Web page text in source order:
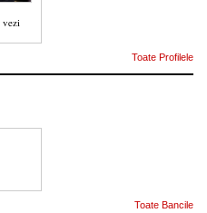
vezi
Toate Profilele
Toate Bancile